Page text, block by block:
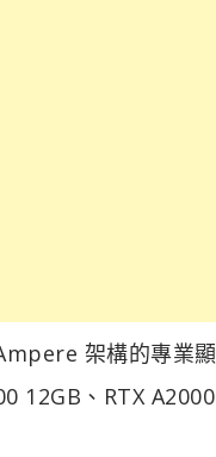
架構的專業
12GB、RTX